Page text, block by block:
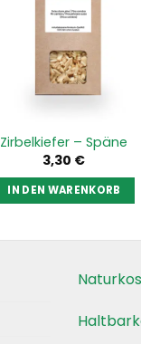
Zirbelkiefer – Späne
3,30 €
IN DEN WARENKORB